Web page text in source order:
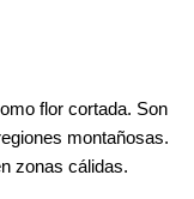
flor cortada. Son
montañosas.
zonas cálidas.